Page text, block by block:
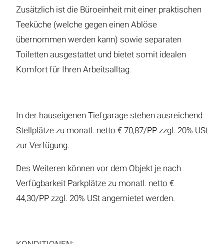
Zusätzlich ist die Büroeinheit mit einer praktischen
Teeküche (welche gegen einen Ablöse
übernommen werden kann) sowie separaten
Toiletten ausgestattet und bietet somit idealen
Komfort für Ihren Arbeitsalltag.
In der hauseigenen Tiefgarage stehen ausreichend
Stellplätze zu monatl. netto € 70,87/PP zzgl. 20% USt
zur Verfügung.
Des Weiteren können vor dem Objekt je nach
Verfügbarkeit Parkplätze zu monatl. netto €
44,30/PP zzgl. 20% USt angemietet werden.